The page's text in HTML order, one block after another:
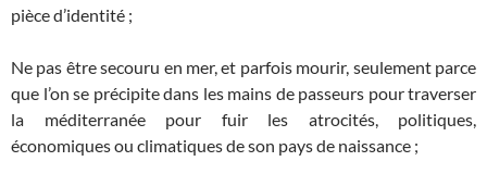
pièce d’identité ;
Ne pas être secouru en mer, et parfois mourir, seulement parce
que l’on se précipite dans les mains de passeurs pour traverser
la méditerranée pour fuir les atrocités, politiques,
économiques ou climatiques de son pays de naissance ;